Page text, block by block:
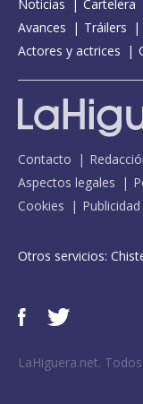
Noticias Cartelera
Avances
Tráilers
Actores y actrices
Contacto
Aspectos legales
Cookies
Otros servicios:
LaHiguera.net.